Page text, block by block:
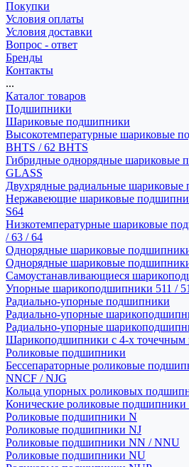
Покупки
Условия оплаты
Условия доставки
Вопрос - ответ
Бренды
Контакты
...
Каталог товаров
Подшипники
Шариковые подшипники
Высокотемпературные шариковые
BHTS / 62 BHTS
Гибридные однорядные шариковые
GLASS
Двухрядные радиальные
Нержавеющие шариковые
S64
Низкотемпературные шариковые
/ 63 / 64
Однорядные шариковые
Однорядные шариковые
Самоустанавливающиеся
Упорные шарикоподшипники 511 /
Радиально-упорные подшипники
Радиально-упорные
Радиально-упорные
Шарикоподшипники с 4-х точечным
Роликовые подшипники
Бессепараторные роликовые
NNCF / NJG
Кольца упорных роликовых
Конические роликовые подшипники
Роликовые подшипники N
Роликовые подшипники NJ
Роликовые подшипники NN / NNU
Роликовые подшипники NU